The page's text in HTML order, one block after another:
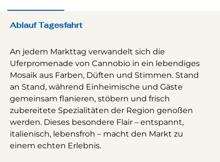
Ablauf Tagesfahrt
An jedem Markttag verwandelt sich die
Uferpromenade von Cannobio in ein lebendiges
Mosaik aus Farben, Düften und Stimmen. Stand
an Stand, während Einheimische und Gäste
gemeinsam flanieren, stöbern und frisch
zubereitete Spezialitäten der Region genoßen
werden. Dieses besondere Flair – entspannt,
italienisch, lebensfroh – macht den Markt zu
einem echten Erlebnis.